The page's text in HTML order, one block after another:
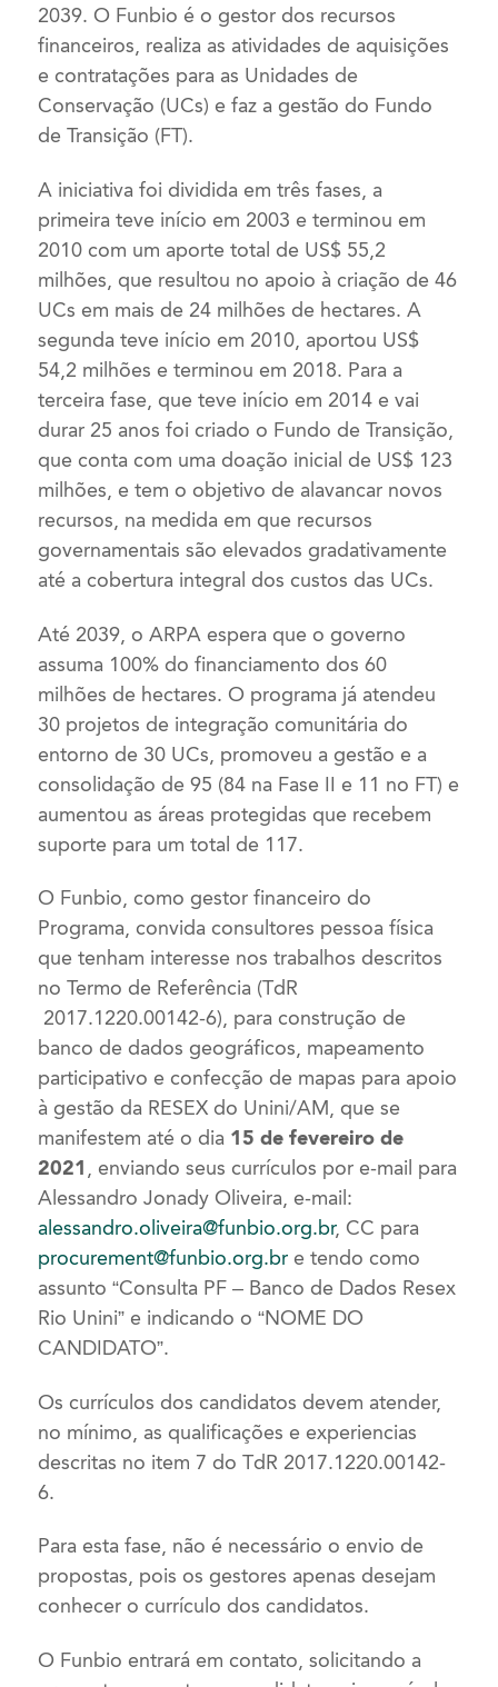
2039. O Funbio é o gestor dos recursos
financeiros, realiza as atividades de aquisições
e contratações para as Unidades de
Conservação (UCs) e faz a gestão do Fundo
de Transição (FT).
A iniciativa foi dividida em três fases, a
primeira teve início em 2003 e terminou em
2010 com um aporte total de US$ 55,2
milhões, que resultou no apoio à criação de 46
UCs em mais de 24 milhões de hectares. A
segunda teve início em 2010, aportou US$
54,2 milhões e terminou em 2018. Para a
terceira fase, que teve início em 2014 e vai
durar 25 anos foi criado o Fundo de Transição,
que conta com uma doação inicial de US$ 123
milhões, e tem o objetivo de alavancar novos
recursos, na medida em que recursos
governamentais são elevados gradativamente
até a cobertura integral dos custos das UCs.
Até 2039, o ARPA espera que o governo
assuma 100% do financiamento dos 60
milhões de hectares. O programa já atendeu
30 projetos de integração comunitária do
entorno de 30 UCs, promoveu a gestão e a
consolidação de 95 (84 na Fase II e 11 no FT) e
aumentou as áreas protegidas que recebem
suporte para um total de 117.
O Funbio, como gestor financeiro do
Programa, convida consultores pessoa física
que tenham interesse nos trabalhos descritos
no Termo de Referência (TdR
2017.1220.00142-6), para construção de
banco de dados geográficos, mapeamento
participativo e confecção de mapas para apoio
à gestão da RESEX do Unini/AM, que se
manifestem até o dia 15 de fevereiro de
2021 , enviando seus currículos por e-mail para
Alessandro Jonady Oliveira, e-mail:
alessandro.oliveira@funbio.org.br, CC para
procurement@funbio.org.br e tendo como
assunto “Consulta PF – Banco de Dados Resex
Rio Unini” e indicando o “NOME DO
CANDIDATO”.
Os currículos dos candidatos devem atender,
no mínimo, as qualificações e experiencias
descritas no item 7 do TdR 2017.1220.00142-
6.
Para esta fase, não é necessário o envio de
propostas, pois os gestores apenas desejam
conhecer o currículo dos candidatos.
O Funbio entrará em contato, solicitando a